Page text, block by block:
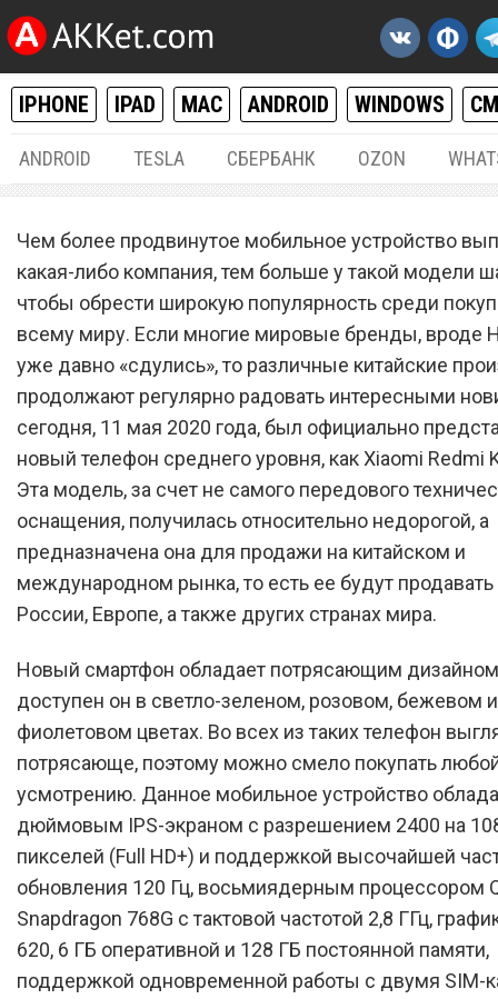
IPHONE IPAD MAC ANDROID WINDOWS
ANDROID TESLA СБЕРБАНК OZON
Xiaomi Redmi K30 5G SE –
недорогой смартфон с
камерой и лучшим
Чем более продвинутое мобильное устройство
какая-либо компания, тем больше у такой модели
чтобы обрести широкую популярность среди
всему миру. Если многие мировые бренды, вроде
уже давно «сдулись», то различные китайские
продолжают регулярно радовать интересными
сегодня, 11 мая 2020 года, был официально
новый телефон среднего уровня, как Xiaomi Redmi
Эта модель, за счет не самого передового
оснащения, получилась относительно недорогой, а
предназначена она для продажи на китайском и
международном рынка, то есть ее будут продавать
России, Европе, а также других странах мира.
Новый смартфон обладает потрясающим
доступен он в светло-зеленом, розовом, бежевом и
фиолетовом цветах. Во всех из таких телефон
потрясающе, поэтому можно смело покупать
усмотрению. Данное мобильное устройство
дюймовым IPS-экраном с разрешением 2400 на
пикселей (Full HD+) и поддержкой высочайшей
обновления 120 Гц, восьмиядерным процессором
Snapdragon 768G с тактовой частотой 2,8 ГГц,
620, 6 ГБ оперативной и 128 ГБ постоянной памяти,
поддержкой одновременной работы с двумя SIM-